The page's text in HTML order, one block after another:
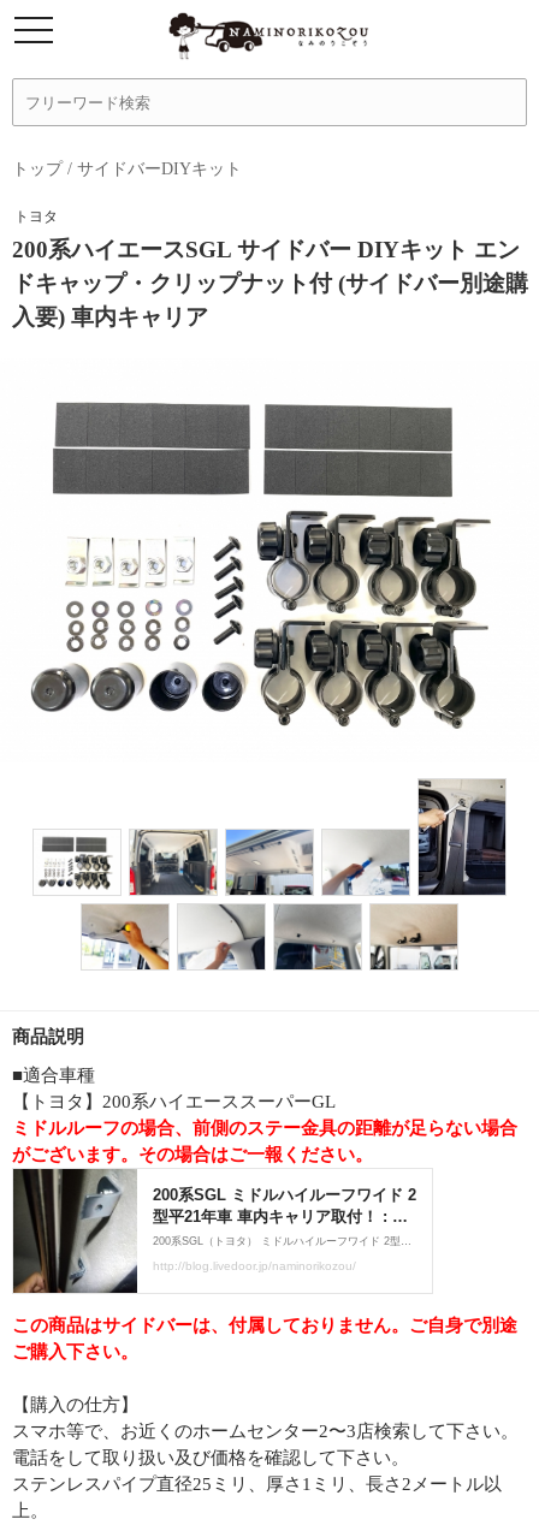
トップ/ サイドバーDIYキット
トヨタ
200系ハイエースSGL サイドバー DIYキット エン
ドキャップ・クリップナット付 (サイドバー別途購
入要) 車内キャリア
商品説明
■適合車種
【トヨタ】200系ハイエーススーパーGL
ミドルルーフの場合、前側のステー金具の距離が足らない場合
がございます。その場合はご一報ください。
この商品はサイドバーは、付属しておりません。ご自身で別途
ご購入下さい。
【購入の仕方】
スマホ等で、お近くのホームセンター2〜3店検索して下さい。
電話をして取り扱い及び価格を確認して下さい。
ステンレスパイプ直径25ミリ、厚さ1ミリ、長さ2メートル以
上。